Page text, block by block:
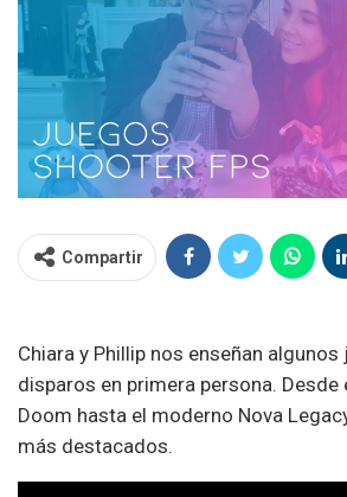
Compartir
Chiara y Phillip nos enseñan
disparos en primera persona. Desde
Doom hasta el moderno Nova
más destacados.